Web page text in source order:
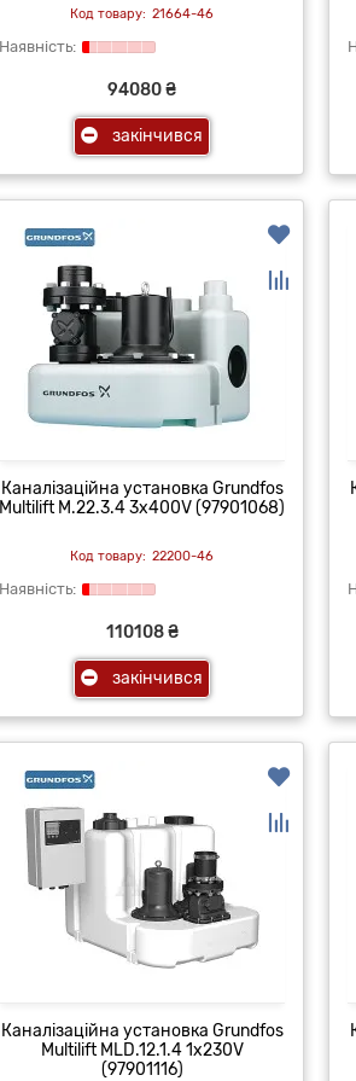
21664-46
94080 ₴
закінчився
Каналізаційна установка Grundfos
Multilift M.22.3.4 3x400V (97901068)
22200-46
110108 ₴
закінчився
Каналізаційна установка Grundfos
Multilift MLD.12.1.4 1x230V
(97901116)